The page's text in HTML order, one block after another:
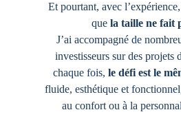
Et pourtant, avec
que la taille ne fait
J’ai accompagné de
investisseurs sur des projets
chaque fois, le défi est le
fluide, esthétique et
au confort ou à la